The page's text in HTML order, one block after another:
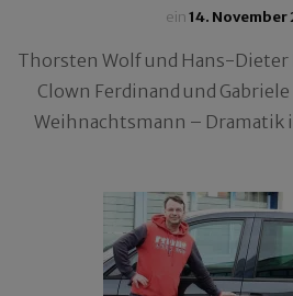
ein14. November
Thorsten Wolf und Hans-
Clown Ferdinand und
Weihnachtsmann – Dramatik